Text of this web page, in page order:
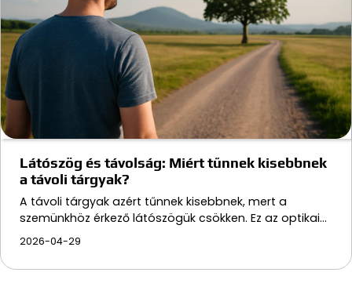
Látószög és távolság: Miért tűnnek kisebbnek
a távoli tárgyak?
A távoli tárgyak azért tűnnek kisebbnek, mert a
szemünkhöz érkező látószögük csökken. Ez az optikai…
2026-04-29